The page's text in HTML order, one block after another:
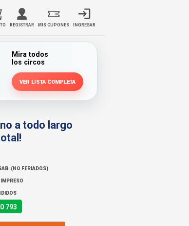
REGISTRAR MIS CUPONES INGRESAR
Mira todos
los circos
VER LISTA COMPLETA
a todo largo
(NO FERIADOS)
793